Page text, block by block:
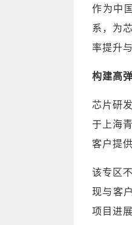
作为中
系，为
率提升
构建高
芯片研
于上海
客户提
该专区
现与客
项目进